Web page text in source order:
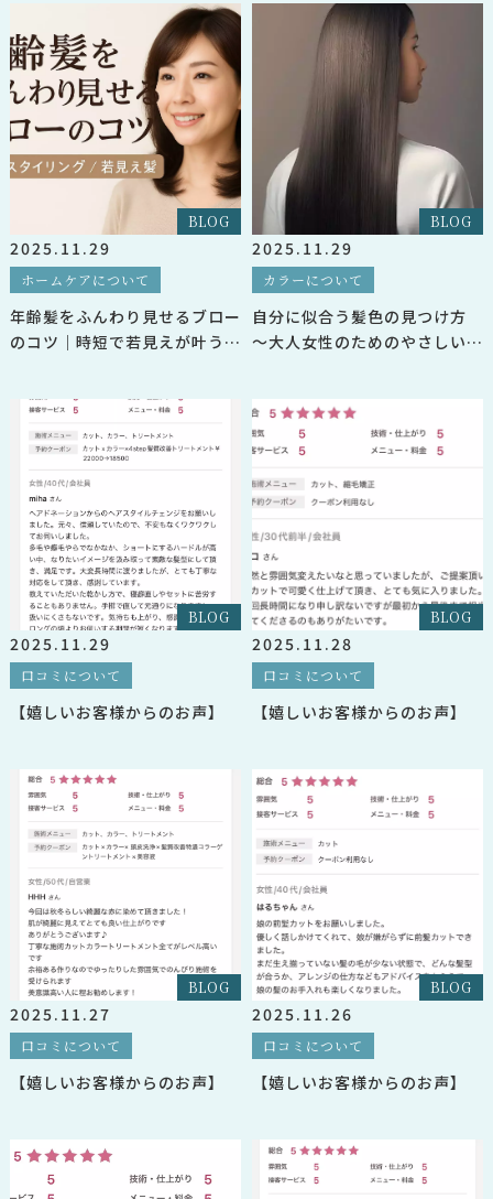
BLOG
2025.11.29
ホームケアについて
年齢髪をふんわり見せるブロー
のコツ｜時短で若見えが叶う大
BLOG
2025.11.29
カラーについて
自分に似合う髪色の見つけ方
〜大人女性のためのやさしいヘ
BLOG
2025.11.29
口コミについて
【嬉しいお客様からのお声】
BLOG
2025.11.28
口コミについて
【嬉しいお客様からのお声】
BLOG
2025.11.27
口コミについて
【嬉しいお客様からのお声】
BLOG
2025.11.26
口コミについて
【嬉しいお客様からのお声】